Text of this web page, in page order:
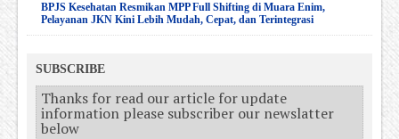
BPJS Kesehatan Resmikan MPP Full Shifting di Muara Enim,
Pelayanan JKN Kini Lebih Mudah, Cepat, dan Terintegrasi
SUBSCRIBE
Thanks for read our article for update
information please subscriber our newslatter
below